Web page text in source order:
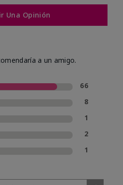
Una Opinión
a un amigo.
66
8
1
2
1